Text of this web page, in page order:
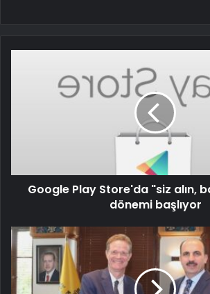
Google Play Store'da "siz alın,
dönemi başlıyor